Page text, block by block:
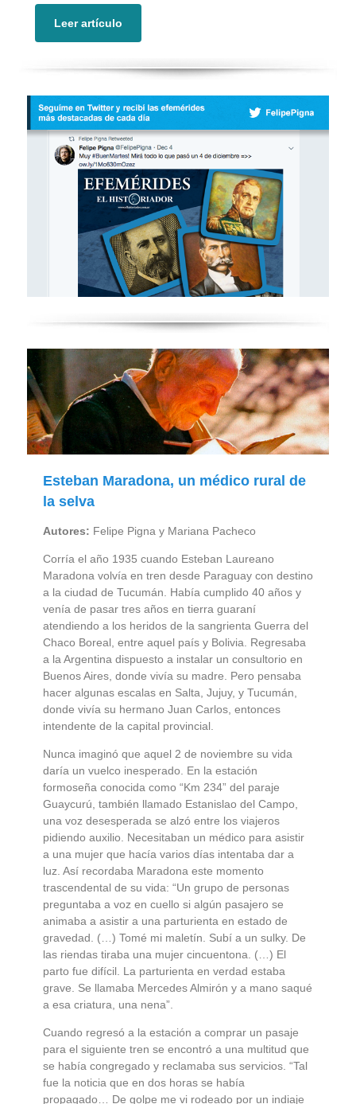
Leer artículo
Esteban Maradona, un médico rural de
la selva
Autores: Felipe Pigna y Mariana Pacheco
Corría el año 1935 cuando Esteban Laureano
Maradona volvía en tren desde Paraguay con destino
a la ciudad de Tucumán. Había cumplido 40 años y
venía de pasar tres años en tierra guaraní
atendiendo a los heridos de la sangrienta Guerra del
Chaco Boreal, entre aquel país y Bolivia. Regresaba
a la Argentina dispuesto a instalar un consultorio en
Buenos Aires, donde vivía su madre. Pero pensaba
hacer algunas escalas en Salta, Jujuy, y Tucumán,
donde vivía su hermano Juan Carlos, entonces
intendente de la capital provincial.
Nunca imaginó que aquel 2 de noviembre su vida
daría un vuelco inesperado. En la estación
formoseña conocida como “Km 234” del paraje
Guaycurú, también llamado Estanislao del Campo,
una voz desesperada se alzó entre los viajeros
pidiendo auxilio. Necesitaban un médico para asistir
a una mujer que hacía varios días intentaba dar a
luz. Así recordaba Maradona este momento
trascendental de su vida: “Un grupo de personas
preguntaba a voz en cuello si algún pasajero se
animaba a asistir a una parturienta en estado de
gravedad. (…) Tomé mi maletín. Subí a un sulky. De
las riendas tiraba una mujer cincuentona. (…) El
parto fue difícil. La parturienta en verdad estaba
grave. Se llamaba Mercedes Almirón y a mano saqué
a esa criatura, una nena”.
Cuando regresó a la estación a comprar un pasaje
para el siguiente tren se encontró a una multitud que
se había congregado y reclamaba sus servicios. “Tal
fue la noticia que en dos horas se había
propagado… De golpe me vi rodeado por un indiaje